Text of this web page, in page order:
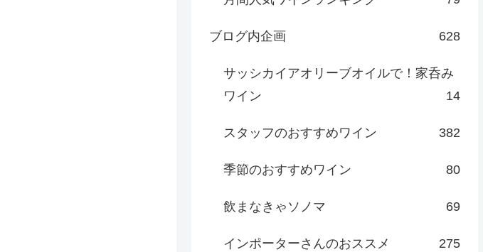
ブログ内企画 628
サッシカイアオリーブオイルで！家呑み
ワイン
14
スタッフのおすすめワイン 382
季節のおすすめワイン 80
飲まなきゃソノマ 69
インポーターさんのおススメ 275